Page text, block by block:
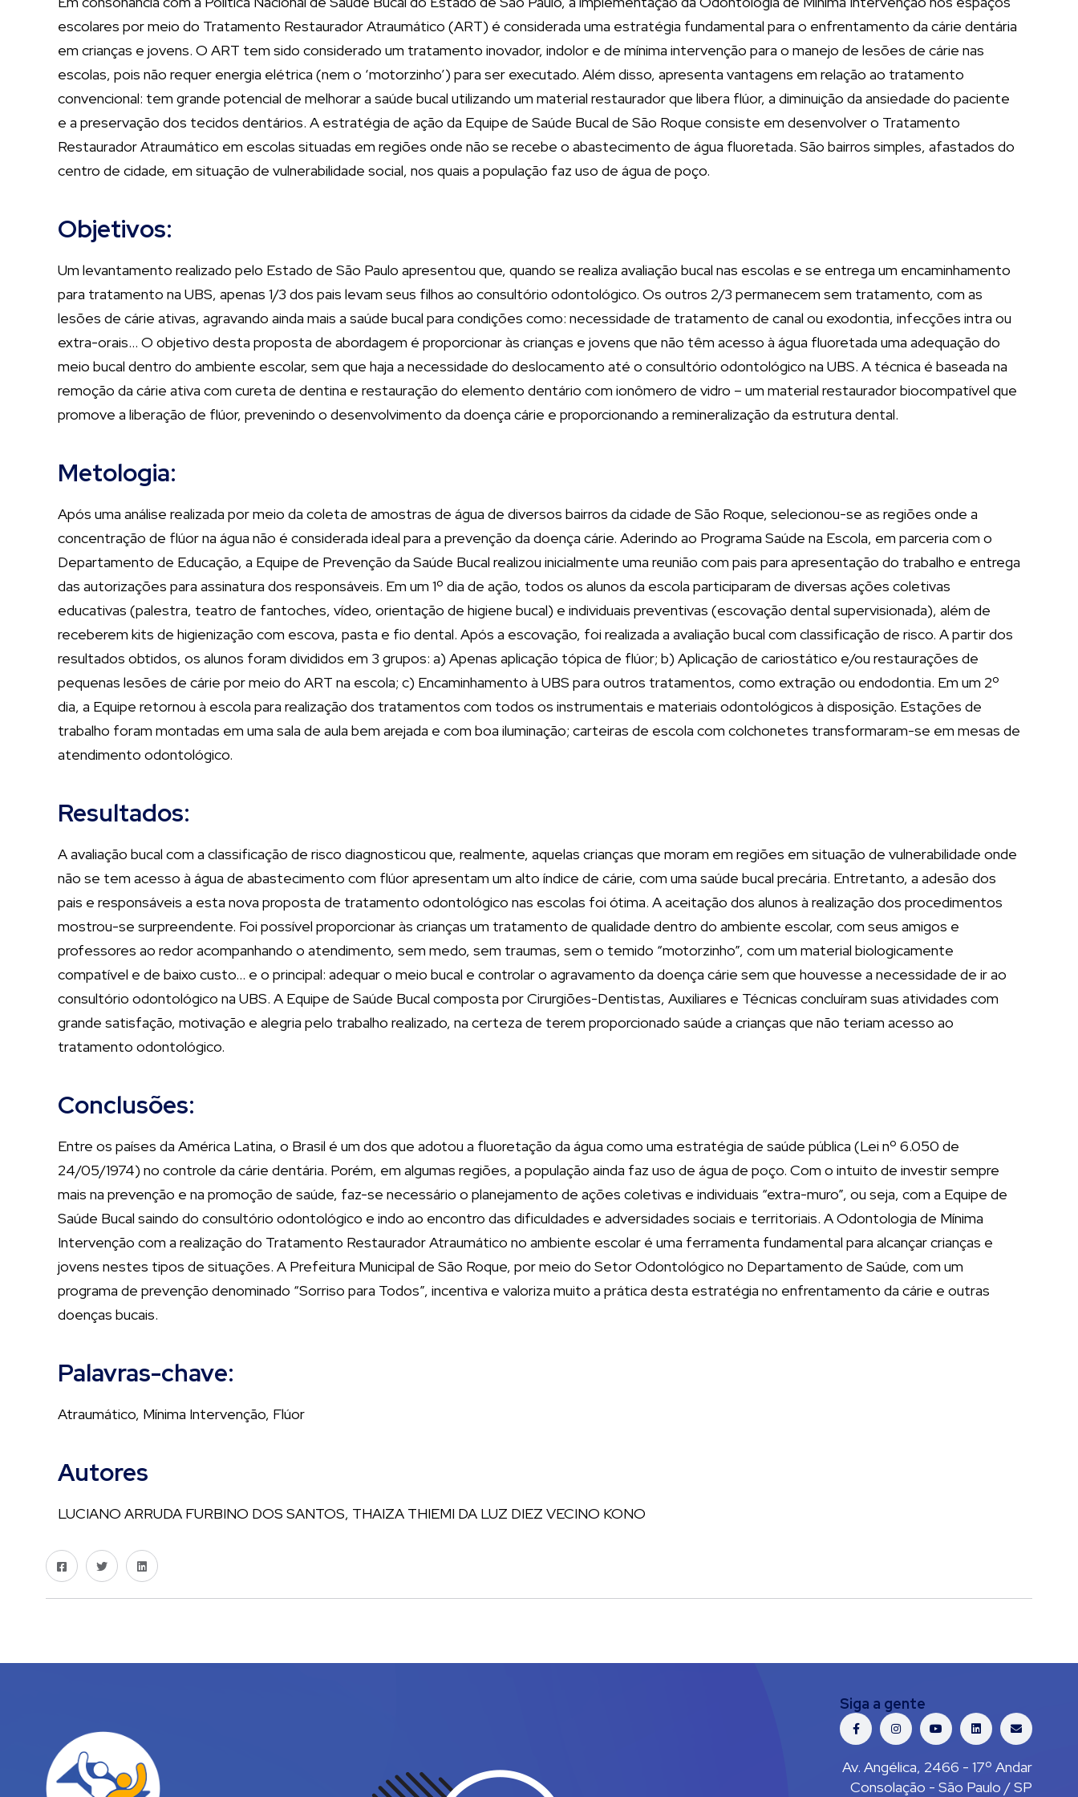
escolares por meio do Tratamento Restaurador Atraumático (ART) é considerada uma estratégia fundamental para o enfrentamento da cárie dentária
em crianças e jovens. O ART tem sido considerado um tratamento inovador, indolor e de mínima intervenção para o manejo de lesões de cárie nas
escolas, pois não requer energia elétrica (nem o ‘motorzinho’) para ser executado. Além disso, apresenta vantagens em relação ao tratamento
convencional: tem grande potencial de melhorar a saúde bucal utilizando um material restaurador que libera flúor, a diminuição da ansiedade do paciente
e a preservação dos tecidos dentários. A estratégia de ação da Equipe de Saúde Bucal de São Roque consiste em desenvolver o Tratamento
Restaurador Atraumático em escolas situadas em regiões onde não se recebe o abastecimento de água fluoretada. São bairros simples, afastados do
centro de cidade, em situação de vulnerabilidade social, nos quais a população faz uso de água de poço.
Objetivos:
Um levantamento realizado pelo Estado de São Paulo apresentou que, quando se realiza avaliação bucal nas escolas e se entrega um encaminhamento
para tratamento na UBS, apenas 1/3 dos pais levam seus filhos ao consultório odontológico. Os outros 2/3 permanecem sem tratamento, com as
lesões de cárie ativas, agravando ainda mais a saúde bucal para condições como: necessidade de tratamento de canal ou exodontia, infecções intra ou
extra-orais… O objetivo desta proposta de abordagem é proporcionar às crianças e jovens que não têm acesso à água fluoretada uma adequação do
meio bucal dentro do ambiente escolar, sem que haja a necessidade do deslocamento até o consultório odontológico na UBS. A técnica é baseada na
remoção da cárie ativa com cureta de dentina e restauração do elemento dentário com ionômero de vidro – um material restaurador biocompatível que
promove a liberação de flúor, prevenindo o desenvolvimento da doença cárie e proporcionando a remineralização da estrutura dental.
Metologia:
Após uma análise realizada por meio da coleta de amostras de água de diversos bairros da cidade de São Roque, selecionou-se as regiões onde a
concentração de flúor na água não é considerada ideal para a prevenção da doença cárie. Aderindo ao Programa Saúde na Escola, em parceria com o
Departamento de Educação, a Equipe de Prevenção da Saúde Bucal realizou inicialmente uma reunião com pais para apresentação do trabalho e entrega
das autorizações para assinatura dos responsáveis. Em um 1º dia de ação, todos os alunos da escola participaram de diversas ações coletivas
educativas (palestra, teatro de fantoches, vídeo, orientação de higiene bucal) e individuais preventivas (escovação dental supervisionada), além de
receberem kits de higienização com escova, pasta e fio dental. Após a escovação, foi realizada a avaliação bucal com classificação de risco. A partir dos
resultados obtidos, os alunos foram divididos em 3 grupos: a) Apenas aplicação tópica de flúor; b) Aplicação de cariostático e/ou restaurações de
pequenas lesões de cárie por meio do ART na escola; c) Encaminhamento à UBS para outros tratamentos, como extração ou endodontia. Em um 2º
dia, a Equipe retornou à escola para realização dos tratamentos com todos os instrumentais e materiais odontológicos à disposição. Estações de
trabalho foram montadas em uma sala de aula bem arejada e com boa iluminação; carteiras de escola com colchonetes transformaram-se em mesas de
atendimento odontológico.
Resultados:
A avaliação bucal com a classificação de risco diagnosticou que, realmente, aquelas crianças que moram em regiões em situação de vulnerabilidade onde
não se tem acesso à água de abastecimento com flúor apresentam um alto índice de cárie, com uma saúde bucal precária. Entretanto, a adesão dos
pais e responsáveis a esta nova proposta de tratamento odontológico nas escolas foi ótima. A aceitação dos alunos à realização dos procedimentos
mostrou-se surpreendente. Foi possível proporcionar às crianças um tratamento de qualidade dentro do ambiente escolar, com seus amigos e
professores ao redor acompanhando o atendimento, sem medo, sem traumas, sem o temido “motorzinho”, com um material biologicamente
compatível e de baixo custo… e o principal: adequar o meio bucal e controlar o agravamento da doença cárie sem que houvesse a necessidade de ir ao
consultório odontológico na UBS. A Equipe de Saúde Bucal composta por Cirurgiões-Dentistas, Auxiliares e Técnicas concluíram suas atividades com
grande satisfação, motivação e alegria pelo trabalho realizado, na certeza de terem proporcionado saúde a crianças que não teriam acesso ao
tratamento odontológico.
Conclusões:
Entre os países da América Latina, o Brasil é um dos que adotou a fluoretação da água como uma estratégia de saúde pública (Lei nº 6.050 de
24/05/1974) no controle da cárie dentária. Porém, em algumas regiões, a população ainda faz uso de água de poço. Com o intuito de investir sempre
mais na prevenção e na promoção de saúde, faz-se necessário o planejamento de ações coletivas e individuais “extra-muro”, ou seja, com a Equipe de
Saúde Bucal saindo do consultório odontológico e indo ao encontro das dificuldades e adversidades sociais e territoriais. A Odontologia de Mínima
Intervenção com a realização do Tratamento Restaurador Atraumático no ambiente escolar é uma ferramenta fundamental para alcançar crianças e
jovens nestes tipos de situações. A Prefeitura Municipal de São Roque, por meio do Setor Odontológico no Departamento de Saúde, com um
programa de prevenção denominado “Sorriso para Todos”, incentiva e valoriza muito a prática desta estratégia no enfrentamento da cárie e outras
doenças bucais.
Palavras-chave:
Atraumático, Mínima Intervenção, Flúor
Autores
LUCIANO ARRUDA FURBINO DOS SANTOS, THAIZA THIEMI DA LUZ DIEZ VECINO KONO
Siga a gente
Av. Angélica, 2466 - 17º Andar
Consolação - São Paulo / SP